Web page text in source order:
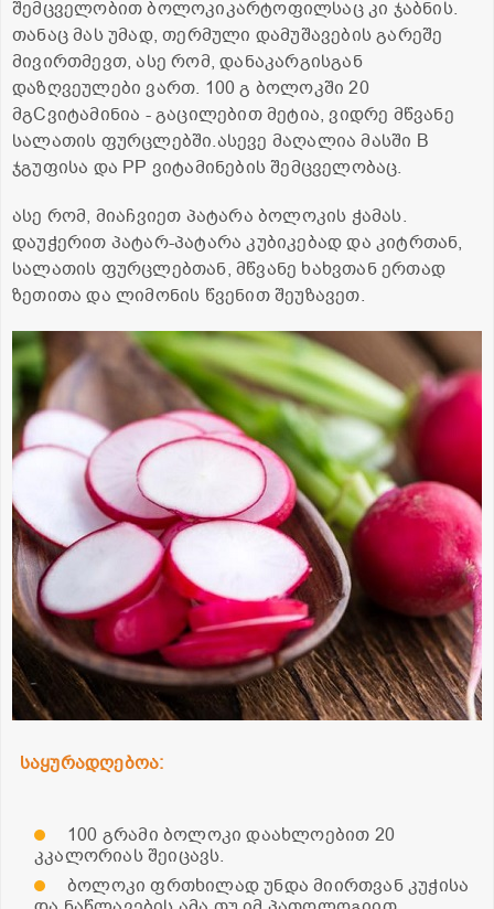
შემცველობით ბოლოკიკარტოფილსაც კი ჯაბნის.
თანაც მას უმად, თერმული დამუშავების გარეშე
მივირთმევთ, ასე რომ, დანაკარგისგან
დაზღვეულები ვართ. 100 გ ბოლოკში 20
მგCვიტამინია - გაცილებით მეტია, ვიდრე მწვანე
სალათის ფურცლებში.ასევე მაღალია მასში B
ჯგუფისა და PP ვიტამინების შემცველობაც.
ასე რომ, მიაჩვიეთ პატარა ბოლოკის ჭამას.
დაუჭერით პატარ-პატარა კუბიკებად და კიტრთან,
სალათის ფურცლებთან, მწვანე ხახვთან ერთად
ზეთითა და ლიმონის წვენით შეუზავეთ.
საყურადღებოა:
100 გრამი ბოლოკი დაახლოებით 20
კკალორიას შეიცავს.
ბოლოკი ფრთხილად უნდა მიირთვან კუჭისა